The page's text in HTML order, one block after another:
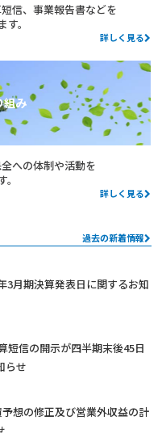
信、事業報告書などを
。
詳しく見る
組み
への体制や活動を
詳しく見る
過去の新着情報
3月期決算発表日に関するお知
短信の開示が四半期末後45日
らせ
想の修正及び営業外収益の計